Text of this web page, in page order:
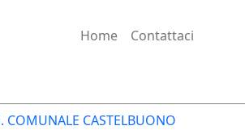
Home Contattaci
COMUNALE CASTELBUONO